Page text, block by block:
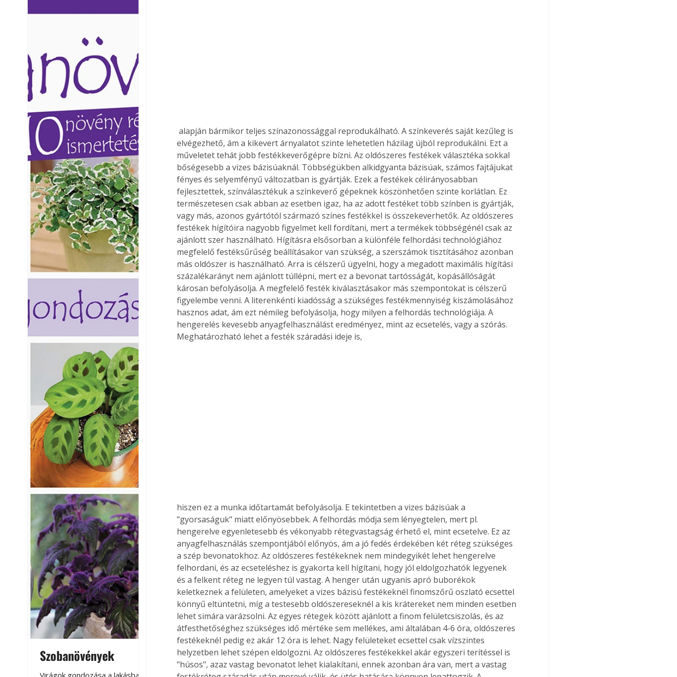
Szobanövények
Virágoskert: kertben,
teraszon, lakásban
Gyógyító növények: a
természet kincsei az
alapján bármikor teljes színazonossággal reprodukálható. A színkeverés saját kezűleg is
elvégezhető, ám a kikevert árnyalatot szinte lehetetlen házilag újból reprodukálni. Ezt a
műveletet tehát jobb festékkeverőgépre bízni. Az oldószeres festékek választéka sokkal
bőségesebb a vizes bázisúaknál. Többségükben alkidgyanta bázisúak, számos fajtájukat
fényes és selyemfényű változatban is gyártják. Ezek a festékek célirányosabban
fejlesztettek, színválasztékuk a színkeverő gépeknek köszönhetően szinte korlátlan. Ez
természetesen csak abban az esetben igaz, ha az adott festéket több színben is gyártják,
vagy más, azonos gyártótól származó színes festékkel is összekeverhetők. Az oldószeres
festékek hígítóira nagyobb figyelmet kell fordítani, mert a termékek többségénél csak az
ajánlott szer használható. Hígításra elsősorban a különféle felhordási technológiához
megfelelő festéksűrűség beállításakor van szükség, a szerszámok tisztításához azonban
más oldószer is használható. Arra is célszerű ügyelni, hogy a megadott maximális hígítási
százalékarányt nem ajánlott túllépni, mert ez a bevonat tartósságát, kopásállóságát
károsan befolyásolja. A megfelelő festék kiválasztásakor más szempontokat is célszerű
figyelembe venni. A literenkénti kiadósság a szükséges festékmennyiség kiszámolásához
hasznos adat, ám ezt némileg befolyásolja, hogy milyen a felhordás technológiája. A
hengerelés kevesebb anyagfelhasználást eredményez, mint az ecsetelés, vagy a szórás.
Meghatározható lehet a festék száradási ideje is,
hiszen ez a munka időtartamát befolyásolja. E tekintetben a vizes bázisúak a
"gyorsaságuk" miatt előnyösebbek. A felhordás módja sem lényegtelen, mert pl.
hengerelve egyenletesebb és vékonyabb rétegvastagság érhető el, mint ecsetelve. Ez az
anyagfelhasználás szempontjából előnyös, ám a jó fedés érdekében két réteg szükséges
a szép bevonatokhoz. Az oldószeres festékeknek nem mindegyikét lehet hengerelve
felhordani, és az ecseteléshez is gyakorta kell hígítani, hogy jól eldolgozhatók legyenek
és a felkent réteg ne legyen túl vastag. A henger után ugyanis apró buborékok
keletkeznek a felületen, amelyeket a vizes bázisú festékeknél finomszőrű oszlató ecsettel
könnyű eltüntetni, míg a testesebb oldószereseknél a kis krátereket nem minden esetben
lehet simára varázsolni. Az egyes rétegek között ajánlott a finom felületcsiszolás, és az
átfesthetőséghez szükséges idő mértéke sem mellékes, ami általában 4-6 óra, oldószeres
festékeknél pedig ez akár 12 óra is lehet. Nagy felületeket ecsettel csak vízszintes
helyzetben lehet szépen eldolgozni. Az oldószeres festékekkel akár egyszeri terítéssel is
"húsos", azaz vastag bevonatot lehet kialakítani, ennek azonban ára van, mert a vastag